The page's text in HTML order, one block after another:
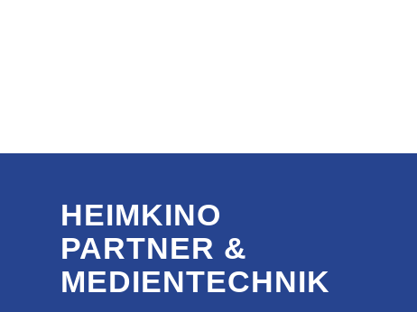
HEIMKINO
PARTNER &
MEDIENTECHNIK